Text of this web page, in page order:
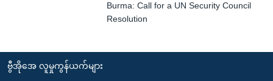
Burma: Call for a UN Security Council
Resolution
ဗွီအိုအေ လူမှုကွန်ယက်များ